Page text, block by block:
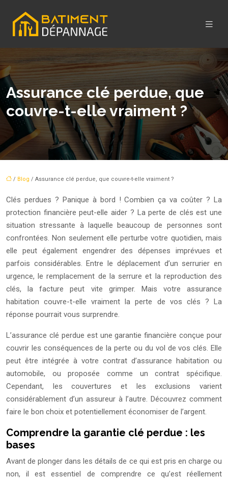
Assurance clé perdue, que
couvre-t-elle vraiment ?
/ Blog / Assurance clé perdue, que couvre-t-elle vraiment ?
Clés perdues ? Panique à bord ! Combien ça va coûter ? La
protection financière peut-elle aider ? La perte de clés est une
situation stressante à laquelle beaucoup de personnes sont
confrontées. Non seulement elle perturbe votre quotidien, mais
elle peut également engendrer des dépenses imprévues et
parfois considérables. Entre le déplacement d’un serrurier en
urgence, le remplacement de la serrure et la reproduction des
clés, la facture peut vite grimper. Mais votre assurance
habitation couvre-t-elle vraiment la perte de vos clés ? La
réponse pourrait vous surprendre.
L’assurance clé perdue est une garantie financière conçue pour
couvrir les conséquences de la perte ou du vol de vos clés. Elle
peut être intégrée à votre contrat d’assurance habitation ou
automobile, ou proposée comme un contrat spécifique.
Cependant, les couvertures et les exclusions varient
considérablement d’un assureur à l’autre. Découvrez comment
faire le bon choix et potentiellement économiser de l’argent.
Comprendre la garantie clé perdue : les
bases
Avant de plonger dans les détails de ce qui est pris en charge ou
non, il est essentiel de comprendre ce qu’est réellement